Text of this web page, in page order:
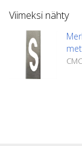
Viimeksi nähty